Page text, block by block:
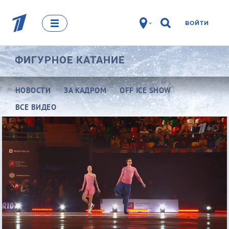
ВОЙТИ
ФИГУРНОЕ КАТАНИЕ
НОВОСТИ ЗА КАДРОМ
OFF ICE SHOW
ВСЕ ВИДЕО